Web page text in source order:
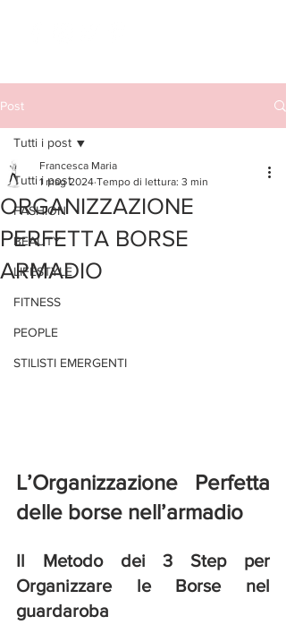
Post
Tutti i post
FASHION
BEAUTY
LIFESTYLE
FITNESS
PEOPLE
STILISTI EMERGENTI
Tutti i post
ORGANIZZAZIONE
PERFETTA BORSE
ARMADIO
Francesca Maria
1 mag 2024 Tempo di lettura: 3 min
L’Organizzazione Perfetta
delle borse nell’armadio
Il Metodo dei 3 Step per
Organizzare le Borse nel
guardaroba